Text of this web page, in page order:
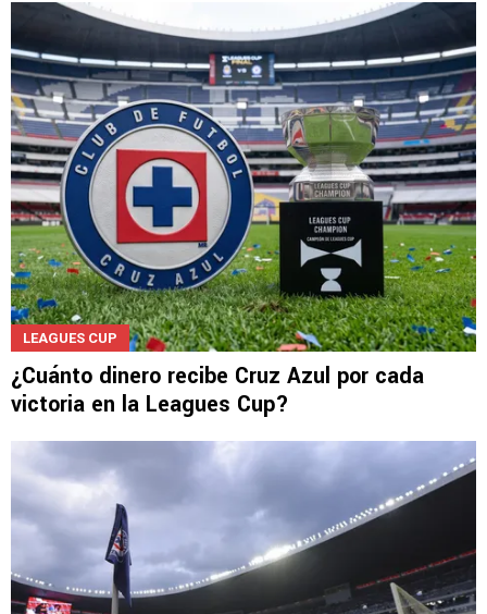
LEAGUES CUP
¿Cuánto dinero recibe Cruz Azul por cada
victoria en la Leagues Cup?